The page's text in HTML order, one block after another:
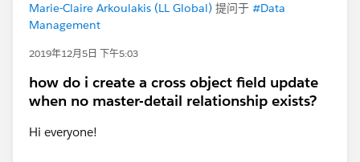
Marie-Claire Arkoulakis (LL Global) 提问于 #Data
Management
2019年12月5日 下午5:03
how do i create a cross object field update
when no master-detail relationship exists?
Hi everyone!